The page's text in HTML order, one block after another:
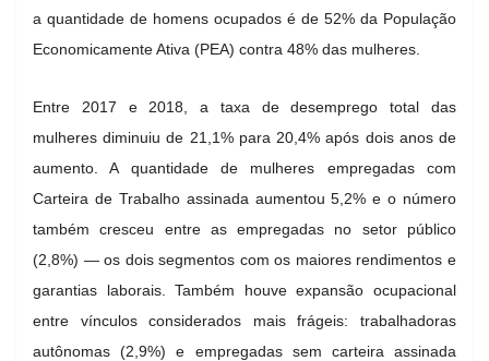
a quantidade de homens ocupados é de 52% da População
Economicamente Ativa (PEA) contra 48% das mulheres.
Entre 2017 e 2018, a taxa de desemprego total das
mulheres diminuiu de 21,1% para 20,4% após dois anos de
aumento. A quantidade de mulheres empregadas com
Carteira de Trabalho assinada aumentou 5,2% e o número
também cresceu entre as empregadas no setor público
(2,8%) — os dois segmentos com os maiores rendimentos e
garantias laborais. Também houve expansão ocupacional
entre vínculos considerados mais frágeis: trabalhadoras
autônomas (2,9%) e empregadas sem carteira assinada